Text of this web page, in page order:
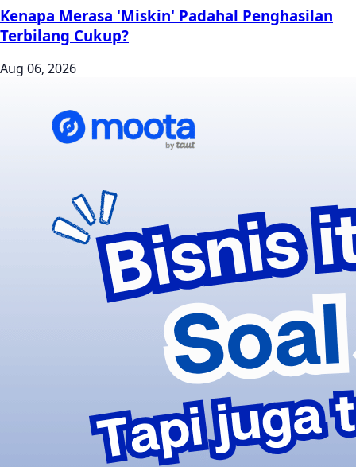
Kenapa Merasa 'Miskin' Padahal Penghasilan
Terbilang Cukup?
Aug 06, 2026